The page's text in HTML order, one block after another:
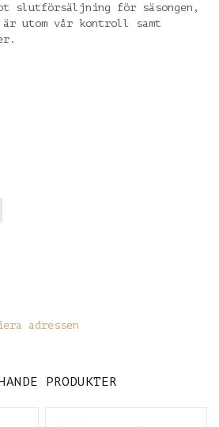
slutförsäljning för säsongen,
är utom vår kontroll samt
adressen
PRODUKTER